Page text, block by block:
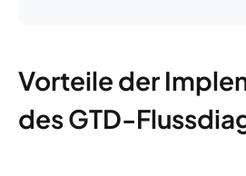
Vorteile der
des GTD-